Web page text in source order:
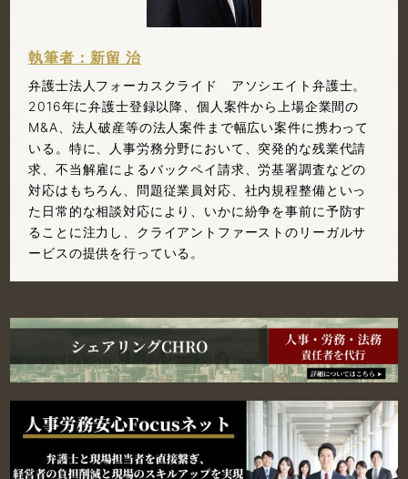
執筆者：新留 治
弁護士法人フォーカスクライド アソシエイト弁護士。
2016年に弁護士登録以降、個人案件から上場企業間の
M&A、法人破産等の法人案件まで幅広い案件に携わって
いる。特に、人事労務分野において、突発的な残業代請
求、不当解雇によるバックペイ請求、労基署調査などの
対応はもちろん、問題従業員対応、社内規程整備といっ
た日常的な相談対応により、いかに紛争を事前に予防す
ることに注力し、クライアントファーストのリーガルサ
ービスの提供を行っている。